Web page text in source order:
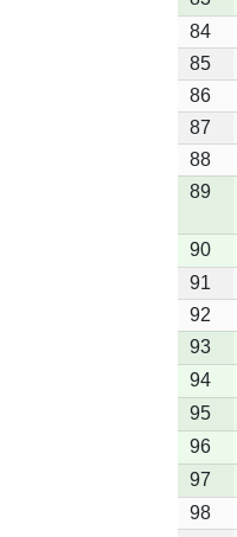
84
85
86
87
88
89
90
91
92
93
94
95
96
97
98